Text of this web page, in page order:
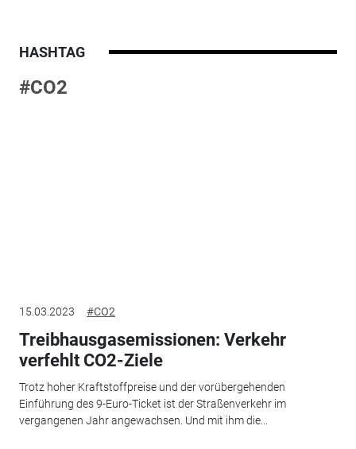
HASHTAG
#CO2
15.03.2023 #CO2
Treibhausgasemissionen: Verkehr
verfehlt CO2-Ziele
Trotz hoher Kraftstoffpreise und der vorübergehenden
Einführung des 9-Euro-Ticket ist der Straßenverkehr im
vergangenen Jahr angewachsen. Und mit ihm die...